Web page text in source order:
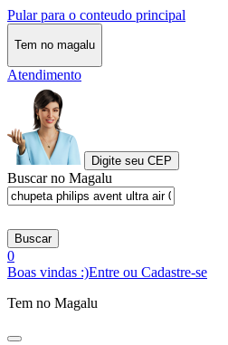
Pular para o conteudo principal
Tem no magalu
Atendimento
Digite seu CEP
Buscar no Magalu
Buscar
0
Boas vindas :)Entre ou Cadastre-se
Tem no Magalu